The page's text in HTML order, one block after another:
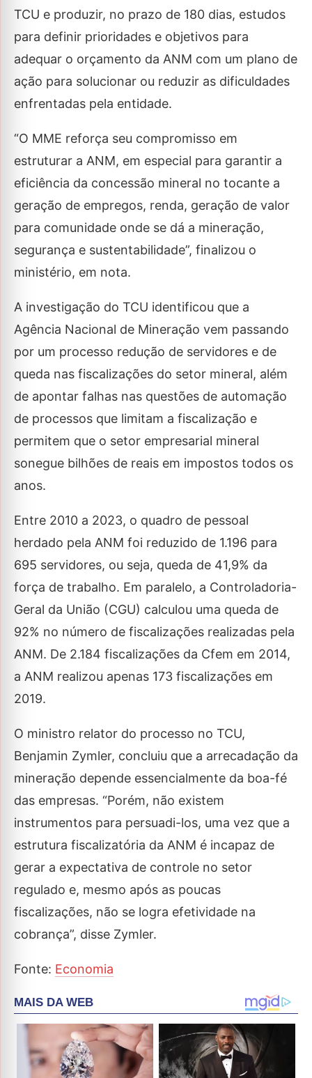
TCU e produzir, no prazo de 180 dias, estudos
para definir prioridades e objetivos para
adequar o orçamento da ANM com um plano de
ação para solucionar ou reduzir as dificuldades
enfrentadas pela entidade.
“O MME reforça seu compromisso em
estruturar a ANM, em especial para garantir a
eficiência da concessão mineral no tocante a
geração de empregos, renda, geração de valor
para comunidade onde se dá a mineração,
segurança e sustentabilidade”, finalizou o
ministério, em nota.
A investigação do TCU identificou que a
Agência Nacional de Mineração vem passando
por um processo redução de servidores e de
queda nas fiscalizações do setor mineral, além
de apontar falhas nas questões de automação
de processos que limitam a fiscalização e
permitem que o setor empresarial mineral
sonegue bilhões de reais em impostos todos os
anos.
Entre 2010 a 2023, o quadro de pessoal
herdado pela ANM foi reduzido de 1.196 para
695 servidores, ou seja, queda de 41,9% da
força de trabalho. Em paralelo, a Controladoria-
Geral da União (CGU) calculou uma queda de
92% no número de fiscalizações realizadas pela
ANM. De 2.184 fiscalizações da Cfem em 2014,
a ANM realizou apenas 173 fiscalizações em
2019.
O ministro relator do processo no TCU,
Benjamin Zymler, concluiu que a arrecadação da
mineração depende essencialmente da boa-fé
das empresas. “Porém, não existem
instrumentos para persuadi-los, uma vez que a
estrutura fiscalizatória da ANM é incapaz de
gerar a expectativa de controle no setor
regulado e, mesmo após as poucas
fiscalizações, não se logra efetividade na
cobrança”, disse Zymler.
Fonte: Economia